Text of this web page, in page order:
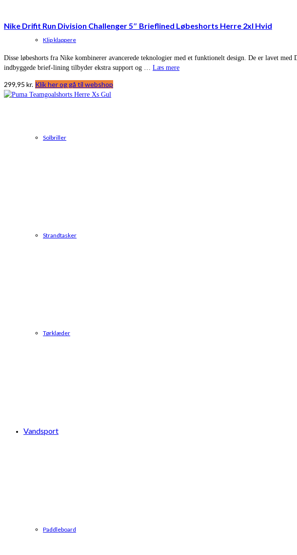
Klip klappere
Solbriller
Strandtasker
Tørklæder
Vandsport
Paddleboard
Nike Drifit Run Division Challenger 5″ Brieflined Løbeshorts Herre 2xl Hvid
Disse løbeshorts fra Nike kombinerer avancerede teknologier med et funktionelt design. De er lavet
indbyggede brief-lining tilbyder ekstra support og … Læs mere
299,95 kr. Klik her og gå til webshop